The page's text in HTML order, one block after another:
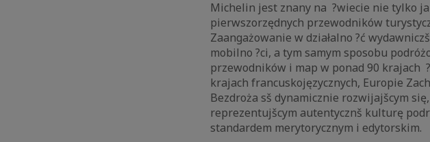
Michelin jest znany na ?wiecie nie tylko
pierwszorzędnych przewodników
Zaangażowanie w działalno ?ć
mobilno ?ci, a tym samym sposobu
przewodników i map w ponad 90 krajach
krajach francuskojęzycznych, Europie
Bezdroża sš dynamicznie rozwijajšcym
reprezentujšcym autentycznš kulturę
standardem merytorycznym i edytorskim.